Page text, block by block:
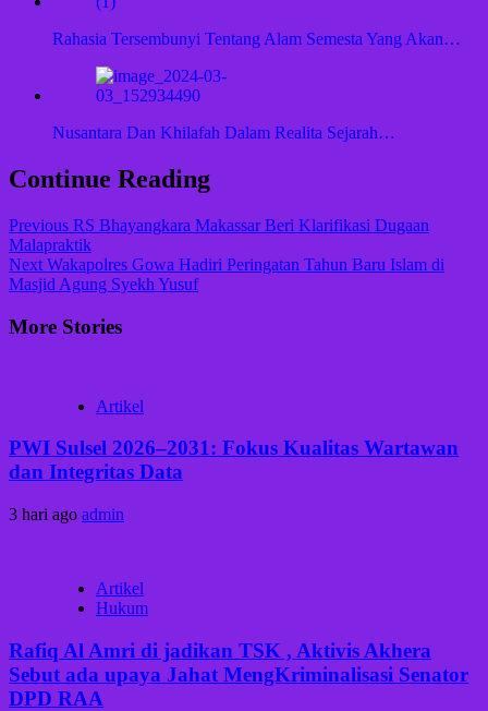
Rahasia Tersembunyi Tentang Alam Semesta Yang Akan…
Nusantara Dan Khilafah Dalam Realita Sejarah…
Continue Reading
Previous RS Bhayangkara Makassar Beri Klarifikasi Dugaan
Malapraktik
Next Wakapolres Gowa Hadiri Peringatan Tahun Baru Islam di
Masjid Agung Syekh Yusuf
More Stories
Artikel
PWI Sulsel 2026–2031: Fokus Kualitas Wartawan
dan Integritas Data
3 hari ago admin
Artikel
Hukum
Rafiq Al Amri di jadikan TSK , Aktivis Akhera
Sebut ada upaya Jahat MengKriminalisasi Senator
DPD RAA